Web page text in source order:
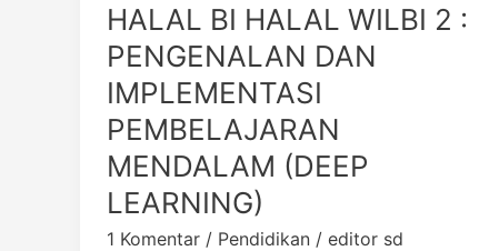
HALAL BI HALAL WILBI 2 :
PENGENALAN DAN
IMPLEMENTASI
PEMBELAJARAN
MENDALAM (DEEP
LEARNING)
1 Komentar / Pendidikan / editor sd